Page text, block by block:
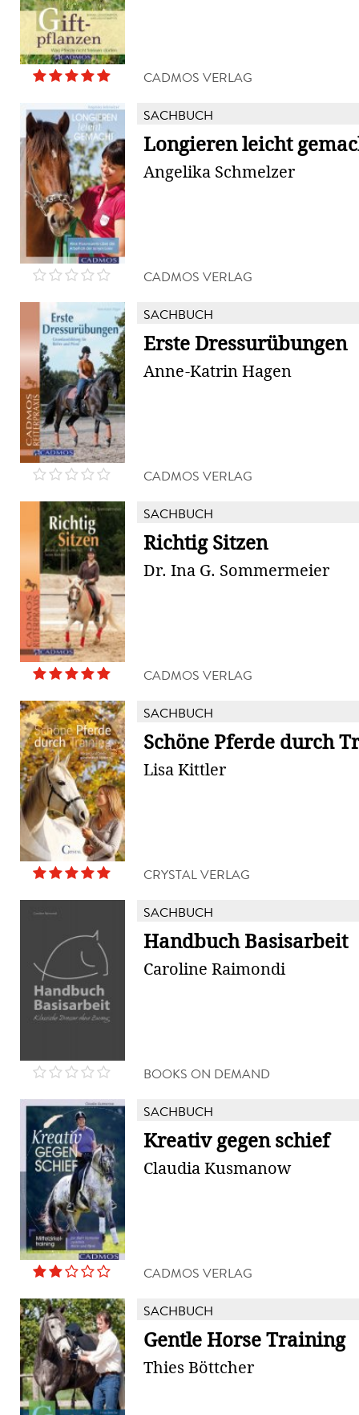
CADMOS VERLAG
SACHBUCH
Longieren leicht
Angelika Schmelzer
CADMOS VERLAG
SACHBUCH
Erste Dressurübungen
Anne-Katrin Hagen
CADMOS VERLAG
SACHBUCH
Richtig Sitzen
Dr. Ina G. Sommermeier
CADMOS VERLAG
SACHBUCH
Schöne Pferde durch
Lisa Kittler
CRYSTAL VERLAG
SACHBUCH
Handbuch Basisarbeit
Caroline Raimondi
BOOKS ON DEMAND
SACHBUCH
Kreativ gegen schief
Claudia Kusmanow
CADMOS VERLAG
SACHBUCH
Gentle Horse Training
Thies Böttcher